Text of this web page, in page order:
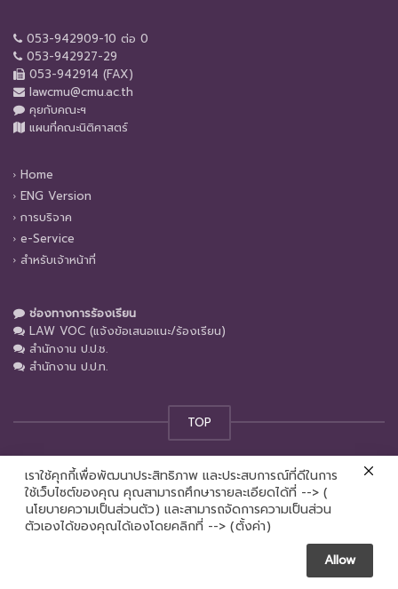
053-942909-10 ต่อ 0
053-942927-29
053-942914 (FAX)
lawcmu@cmu.ac.th
คุยกับคณะฯ
แผนที่คณะนิติศาสตร์
Home
ENG Version
การบริจาค
e-Service
สำหรับเจ้าหน้าที่
ช่องทางการร้องเรียน
LAW VOC (แจ้งข้อเสนอแนะ/ร้องเรียน)
สำนักงาน ป.ป.ช.
สำนักงาน ป.ป.ท.
TOP
© คณะนิติศาสตร์ มหาวิทยาลัยเชียงใหม่ 2024
เราใช้คุกกี้เพื่อพัฒนาประสิทธิภาพ และประสบการณ์ที่ดีในการ
ใช้เว็บไซต์ของคุณ คุณสามารถศึกษารายละเอียดได้ที่ --> (
นโยบายความเป็นส่วนตัว) และสามารถจัดการความเป็นส่วน
ตัวเองได้ของคุณได้เองโดยคลิกที่ --> (ตั้งค่า)
Allow
Contact us
Open chaty